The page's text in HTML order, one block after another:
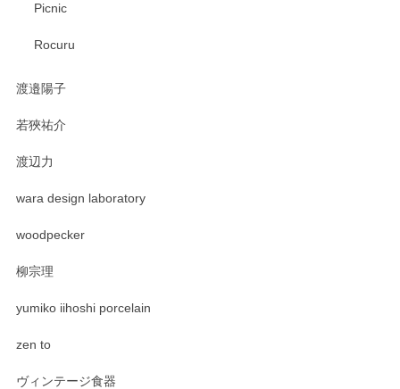
Picnic
Rocuru
渡邉陽子
若狹祐介
渡辺力
wara design laboratory
woodpecker
柳宗理
yumiko iihoshi porcelain
zen to
ヴィンテージ食器